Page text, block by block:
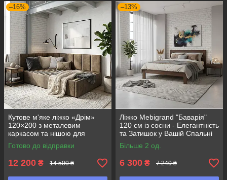
–16%
Кутове м'яке ліжко «Дрім»
120×200 з металевим
каркасом та нішою для
білизни
Готово до відправки
12 200 ₴ 14 500 ₴
–13%
Ліжко Mebigrand "Баварія"
120 см із сосни - Елегантність
та Затишок у Вашій Спальні
Більше 2 од.
6 300 ₴ 7 240 ₴